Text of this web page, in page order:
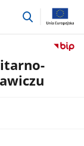
przejdź